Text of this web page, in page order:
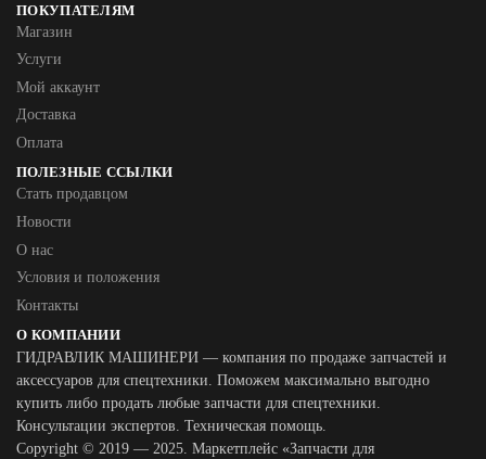
ПОКУПАТЕЛЯМ
Магазин
Услуги
Мой аккаунт
Доставка
Оплата
ПОЛЕЗНЫЕ ССЫЛКИ
Стать продавцом
Новости
О нас
Условия и положения
Контакты
О КОМПАНИИ
ГИДРАВЛИК МАШИНЕРИ — компания по продаже запчастей и
аксессуаров для спецтехники. Поможем максимально выгодно
купить либо продать любые запчасти для спецтехники.
Консультации экспертов. Техническая помощь.
Copyright © 2019 — 2025. Маркетплейс «Запчасти для